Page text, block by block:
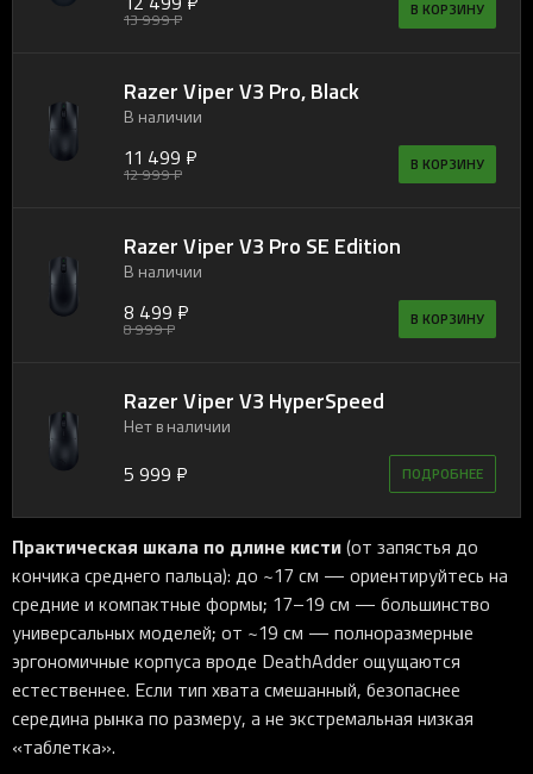
13 999 ₽ В КОРЗИНУ
Razer Viper V3 Pro, Black
В наличии
11 499 ₽
12 999 ₽ В КОРЗИНУ
Razer Viper V3 Pro SE Edition
В наличии
8 499 ₽
8 999 ₽ В КОРЗИНУ
Razer Viper V3 HyperSpeed
Нет в наличии
5 999 ₽ ПОДРОБНЕЕ
Практическая шкала по длине кисти(от запястья до
кончика среднего пальца): до ~17 см — ориентируйтесь на
средние и компактные формы; 17–19 см — большинство
универсальных моделей; от ~19 см — полноразмерные
эргономичные корпуса вроде DeathAdder ощущаются
естественнее. Если тип хвата смешанный, безопаснее
середина рынка по размеру, а не экстремальная низкая
«таблетка».